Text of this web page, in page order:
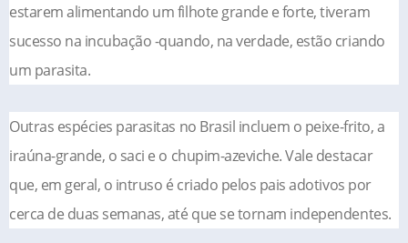
estarem alimentando um filhote grande e forte, tiveram
sucesso na incubação -quando, na verdade, estão criando
um parasita.
Outras espécies parasitas no Brasil incluem o peixe-frito, a
iraúna-grande, o saci e o chupim-azeviche. Vale destacar
que, em geral, o intruso é criado pelos pais adotivos por
cerca de duas semanas, até que se tornam independentes.